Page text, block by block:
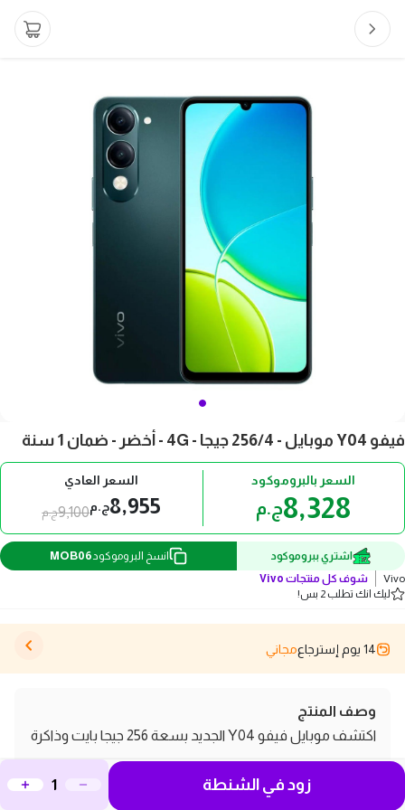
فيفو Y04 موبايل - 256/4 جيجا - 4G - أخضر - ضمان 1 سنة
السعر بالبروموكود
8,328ج.م
السعر العادي
8,955ج.م9,100ج.م
اشتري ببروموكود انسخ البروموكود MOB06
Vivo شوف كل منتجات Vivo
ليك انك تطلب 2 بس!
14 يوم إسترجاع مجاني
وصف المنتج
اكتشف موبايل فيفو Y04 الجديد بسعة 256 جيجا بايت وذاكرة
RAM 4 جيجا، الذي يجمع بين الأداء القوي والتصميم الأنيق
بلون أخضر مميز. يعتبر هذا الهاتف الذكي خياراً مثالياً لعشاق
زود في الشنطة